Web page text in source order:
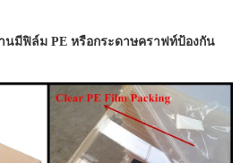
นมีฟิล์ม PE หรือกระดาษคราฟท์ป้องกัน